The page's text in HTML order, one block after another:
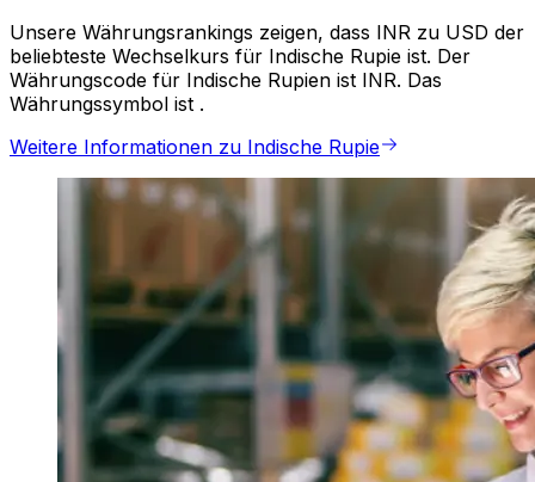
Unsere Währungsrankings zeigen, dass INR zu USD der
beliebteste Wechselkurs für Indische Rupie ist. Der
Währungscode für Indische Rupien ist INR. Das
Währungssymbol ist ₹.
Weitere Informationen zu Indische Rupie